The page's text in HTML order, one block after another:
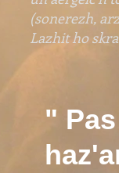
(sonerezh,
Lazhit ho
"